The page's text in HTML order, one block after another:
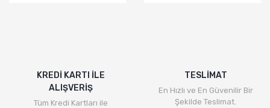
KREDİ KARTI İLE
ALIŞVERİŞ
Tüm Kredi Kartları ile
TESLİMAT
En Hızlı ve En Güvenilir Bir
Şekilde Teslimat.